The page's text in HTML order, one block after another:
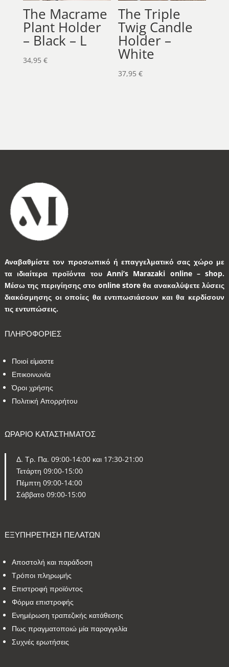
The Macrame
Plant Holder
– Black – L
34,95 €
The Triple
Twig Candle
Holder –
White
37,95€
Αναβαθμίστε τον προσωπικό ή επαγγελματικό σας χώρο με
τα ιδιαίτερα προϊόντα του Anni’s Marazaki online – shop.
Μέσω της περιγίησης στο online store θα ανακαλύψετε λύσεις
διακόσμησης οι οποίες θα εντιπωσιάσουν και θα κερδίσουν
τις εντυπώσεις.
ΠΛΗΡΟΦΟΡΙΕΣ
Ποιοί είμαστε
Επικοινωνία
Όροι χρήσης
Πολιτική Απορρήτου
ΩΡΑΡΙΟ ΚΑΤΑΣΤΗΜΑΤΟΣ
Δ. Τρ. Πα. 09:00-14:00 και 17:30-21:00
Τετάρτη 09:00-15:00
Πέμπτη 09:00-14:00
Σάββατο 09:00-15:00
ΕΞΥΠΗΡΕΤΗΣΗ ΠΕΛΑΤΩΝ
Αποστολή και παράδοση
Τρόποι πληρωμής
Επιστροφή προϊόντος
Φόρμα επιστροφής
Ενημέρωση τραπεζικής κατάθεσης
Πως πραγματοποιώ μία παραγγελία
Συχνές ερωτήσεις